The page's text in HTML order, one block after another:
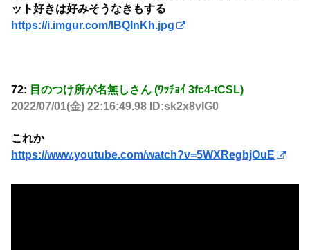
ット好きは好みそうなきもする
https://i.imgur.com/IBQInKh.jpg
72: 目のつけ所が名無しさん (ﾜｯﾁｮｲ 3fc4-tCSL)
2022/07/01(金) 22:16:49.98 ID:sk2x8vIG0
これか
https://www.youtube.com/watch?v=5WXRegbjOuE